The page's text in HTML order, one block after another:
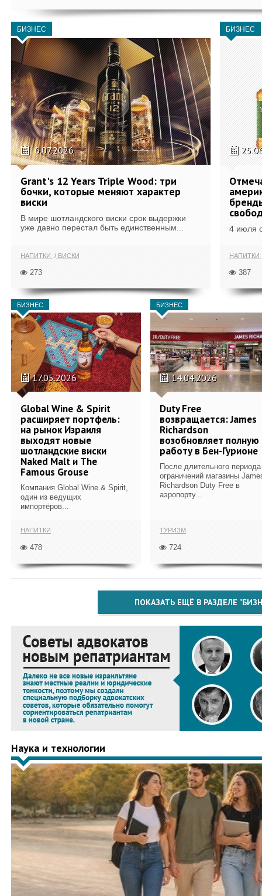
БИЗНЕС
6.07.2026
Grant's 12 Years Triple Wood: три
бочки, которые меняют характер
виски
В мире шотландского виски срок выдержки
уже давно перестал быть единственным...
НАПИТКИ ВИСКИ
273
БИЗНЕС
4 июля
НАПИТКИ
387
БИЗНЕС
17.05.2026
Global Wine & Spirit
расширяет портфель:
на рынок Израиля
выходят новые
шотландские виски
Naked Malt и The
Famous Grouse
Компания Global Wine & Spirit,
один из ведущих
импортёров...
НАПИТКИ
478
БИЗНЕС
14.04.2026
Duty Free
возвращается: James
Richardson
возобновляет полную
работу в Бен-Гурионе
После длительного периода
ограничений магазины
Richardson Duty Free в
аэропорту...
ТУРИЗМ
724
ПОКАЗАТЬ ЕЩЁ В РАЗДЕЛЕ
Наука и технологии